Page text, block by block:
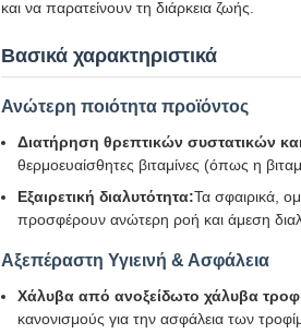
και να παρατείνουν τη διάρκεια ζωής.
Βασικά χαρακτηριστικά
Ανώτερη ποιότητα προϊόντος
Διατήρηση θρεπτικών συστατικών
θερμοευαίσθητες βιταμίνες (όπως η
Εξαιρετική διαλυτότητα:Τα σφαιρικά,
προσφέρουν ανώτερη ροή και άμεση
Αξεπέραστη Υγιεινή & Ασφάλεια
Χάλυβα από ανοξείδωτο χάλυβα
κανονισμούς για την ασφάλεια των